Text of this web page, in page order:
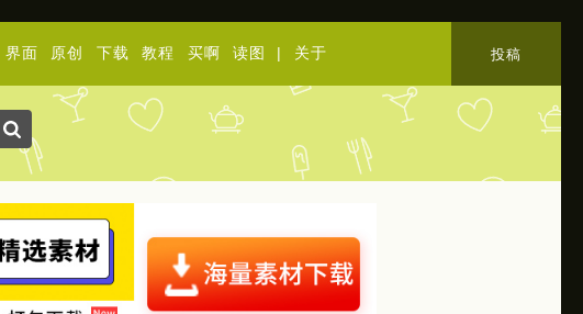
界面 原创 下载 教程 买啊 读图 | 关于 投稿